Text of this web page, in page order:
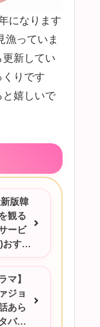
になります
漁っていま
新してい
くりです
と嬉しいで
版韓
観る
ービ
おすす
マ】
ジョ
あら
バ